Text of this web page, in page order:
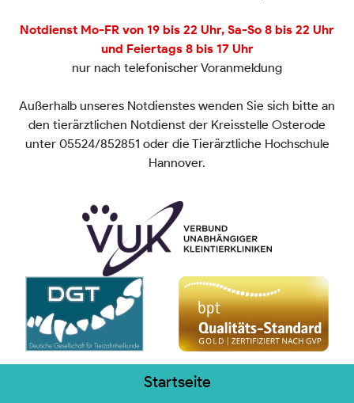
Notdienst Mo-FR von 19 bis 22 Uhr, Sa-So 8 bis 22 Uhr
und Feiertags 8 bis 17 Uhr
nur nach telefonischer Voranmeldung
Außerhalb unseres Notdienstes wenden Sie sich bitte an
den tierärztlichen Notdienst der Kreisstelle Osterode
unter 05524/852851 oder die Tierärztliche Hochschule
Hannover.
Startseite